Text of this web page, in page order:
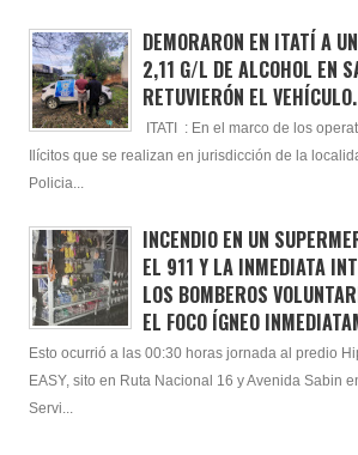
DEMORARON EN ITATÍ A
2,11 G/L DE ALCOHOL EN
RETUVIERÓN EL VEHÍCULO.
ITATI : En el marco de los
Ilícitos que se realizan en jurisdicción de la
Policia...
INCENDIO EN UN
EL 911 Y LA INMEDIATA
LOS BOMBEROS
EL FOCO ÍGNEO
Esto ocurrió a las 00:30 horas jornada al predio
EASY, sito en Ruta Nacional 16 y Avenida Sabin
Servi...